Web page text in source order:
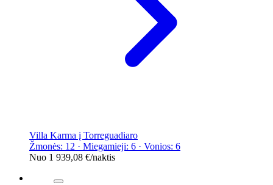
Villa Karma į Torreguadiaro
Žmonės: 12 · Miegamieji: 6 · Vonios: 6
Nuo 1 939,08 €/naktis